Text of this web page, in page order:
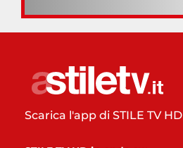
Scarica l'app di STILE TV HD